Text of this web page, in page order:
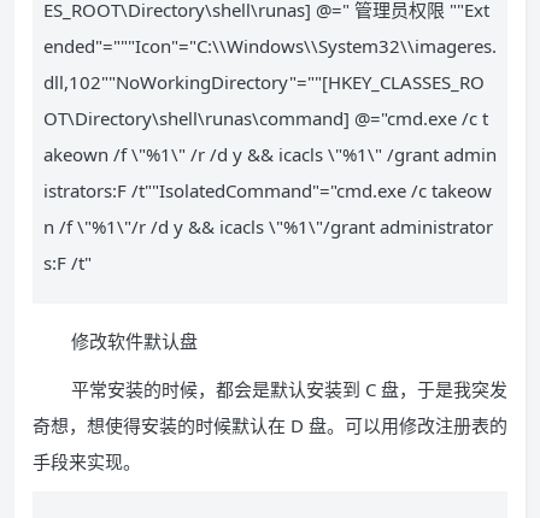
ES_ROOT\Directory\shell\runas] @=" 管理员权限 ""Ext
ended"="""Icon"="C:\\Windows\\System32\\imageres.
dll,102""NoWorkingDirectory"=""[HKEY_CLASSES_RO
OT\Directory\shell\runas\command] @="cmd.exe /c t
akeown /f \"%1\" /r /d y && icacls \"%1\" /grant admin
istrators:F /t""IsolatedCommand"="cmd.exe /c takeow
n /f \"%1\"/r /d y && icacls \"%1\"/grant administrator
s:F /t"
修改软件默认盘
平常安装的时候，都会是默认安装到 C 盘，于是我突发
奇想，想使得安装的时候默认在 D 盘。可以用修改注册表的
手段来实现。